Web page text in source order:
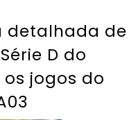
detalhada de
D do
jogos do